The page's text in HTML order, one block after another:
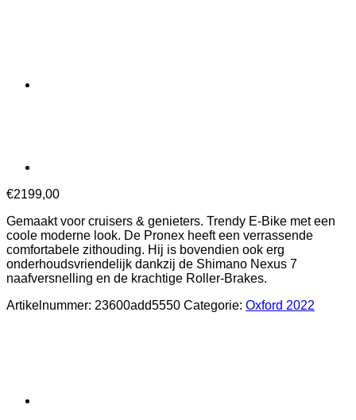
€2199,00
Gemaakt voor cruisers & genieters. Trendy E-Bike met een
coole moderne look. De Pronex heeft een verrassende
comfortabele zithouding. Hij is bovendien ook erg
onderhoudsvriendelijk dankzij de Shimano Nexus 7
naafversnelling en de krachtige Roller-Brakes.
Artikelnummer: 23600add5550 Categorie: Oxford 2022